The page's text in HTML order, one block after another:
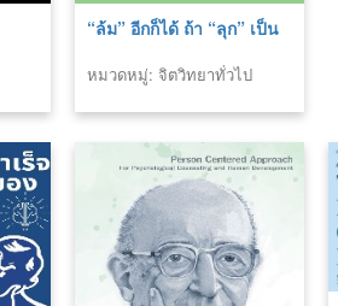
“ล้ม” อีกก็ได้ ถ้า “ลุก” เป็น
หมวดหมู่: จิตวิทยาทั่วไป